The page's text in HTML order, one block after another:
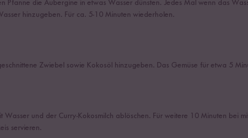
Pfanne die Aubergine in etwas Wasser dünsten. Jedes Mal wenn das
hinzugeben. Für ca. 5-10 Minuten wiederholen.
Zwiebel sowie Kokosöl hinzugeben. Das Gemüse für etwa 5
Wasser und der Curry-Kokosmilch ablöschen. Für weitere 10 Minuten bei
servieren.